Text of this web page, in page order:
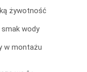
żywotność
wody
w montażu